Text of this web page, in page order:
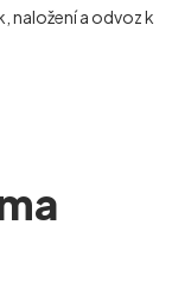
naložení a odvoz k